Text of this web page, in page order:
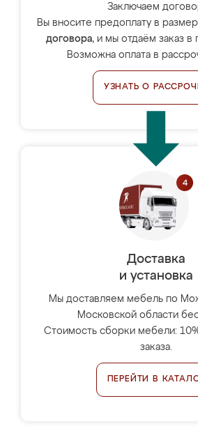
Заключаем
Вы вносите предоплату в
договора, и мы отдаём заказ в
Возможна оплата в
УЗНАТЬ О
Доставка
и установка
Мы доставляем мебель по
Московской области
Стоимость сборки мебели:
заказа.
ПЕРЕЙТИ В